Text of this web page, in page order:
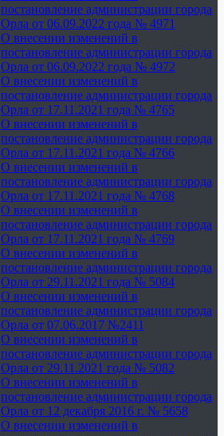
постановление администрации города
Орла от 06.09.2022 года № 4971
О внесении изменений в
постановление администрации города
Орла от 06.09.2022 года № 4972
О внесении изменений в
постановление администрации города
Орла от 17.11.2021 года № 4765
О внесении изменений в
постановление администрации города
Орла от 17.11.2021 года № 4766
О внесении изменений в
постановление администрации города
Орла от 17.11.2021 года № 4768
О внесении изменений в
постановление администрации города
Орла от 17.11.2021 года № 4769
О внесении изменений в
постановление администрации города
Орла от 29.11.2021 года № 5084
О внесении изменений в
постановление администрации города
Орла от 07.06.2017 №2411
О внесении изменений в
постановление администрации города
Орла от 29.11.2021 года № 5082
О внесении изменений в
постановление администрации города
Орла от 12 декабря 2016 г. № 5658
О внесении изменений в